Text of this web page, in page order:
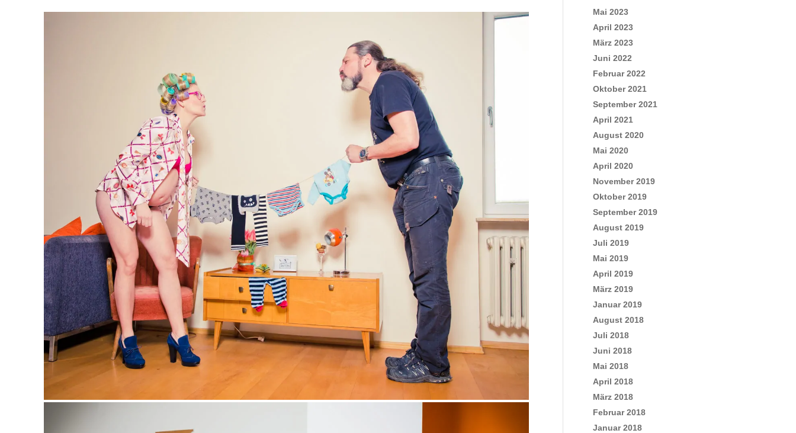
Mai 2023
April 2023
März 2023
Juni 2022
Februar 2022
Oktober 2021
September 2021
April 2021
August 2020
Mai 2020
April 2020
November 2019
Oktober 2019
September 2019
August 2019
Juli 2019
Mai 2019
April 2019
März 2019
Januar 2019
August 2018
Juli 2018
Juni 2018
Mai 2018
April 2018
März 2018
Februar 2018
Januar 2018